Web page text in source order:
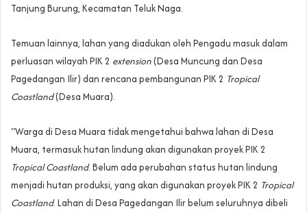
Tanjung Burung, Kecamatan Teluk Naga.
Temuan lainnya, lahan yang diadukan oleh Pengadu masuk dalam
perluasan wilayah PIK 2 extension(Desa Muncung dan Desa
Pagedangan Ilir) dan rencana pembangunan PIK 2 Tropical
Coastland(Desa Muara).
“Warga di Desa Muara tidak mengetahui bahwa lahan di Desa
Muara, termasuk hutan lindung akan digunakan proyek PIK 2
Tropical Coastland. Belum ada perubahan status hutan lindung
menjadi hutan produksi, yang akan digunakan proyek PIK 2 Tropical
Coastland. Lahan di Desa Pagedangan Ilir belum seluruhnya dibeli